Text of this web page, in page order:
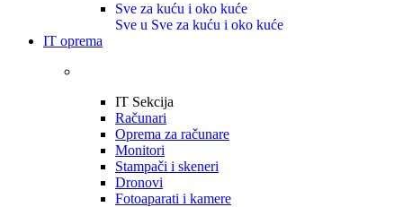
Sve za kuću i oko kuće
Sve u Sve za kuću i oko kuće
IT oprema
IT Sekcija
Računari
Oprema za računare
Monitori
Stampači i skeneri
Dronovi
Fotoaparati i kamere